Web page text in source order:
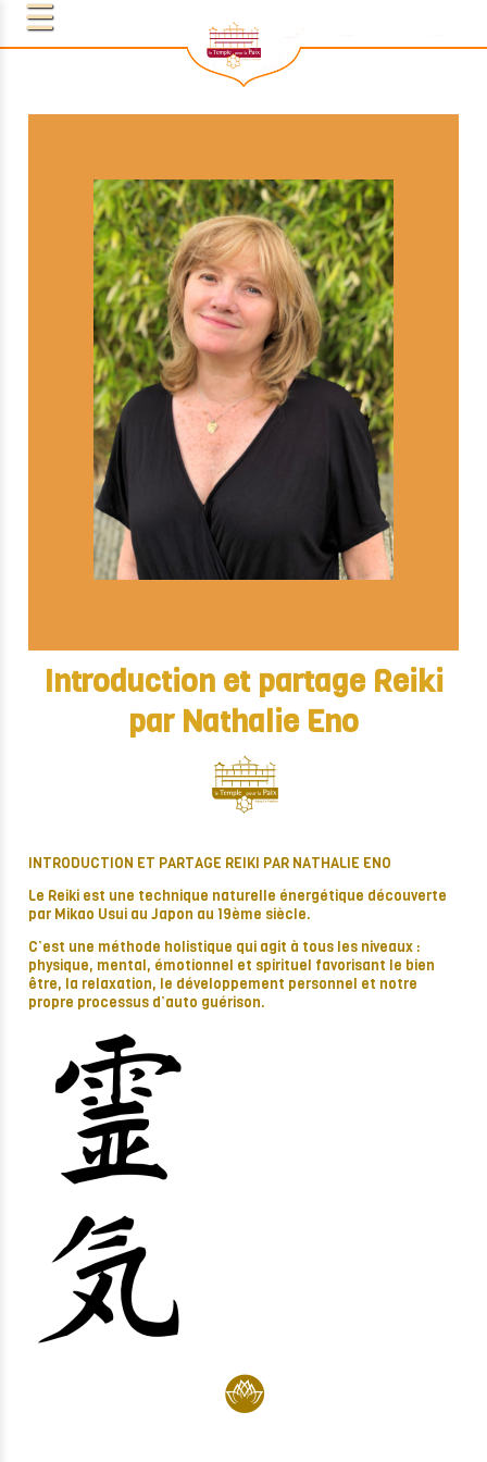
Introduction et partage Reiki
par Nathalie Eno
INTRODUCTION ET PARTAGE REIKI PAR NATHALIE ENO
Le Reiki est une technique naturelle énergétique découverte
par Mikao Usui au Japon au 19ème siècle.
C’est une méthode holistique qui agit à tous les niveaux :
physique, mental, émotionnel et spirituel favorisant le bien
être, la relaxation, le développement personnel et notre
propre processus d’auto guérison.